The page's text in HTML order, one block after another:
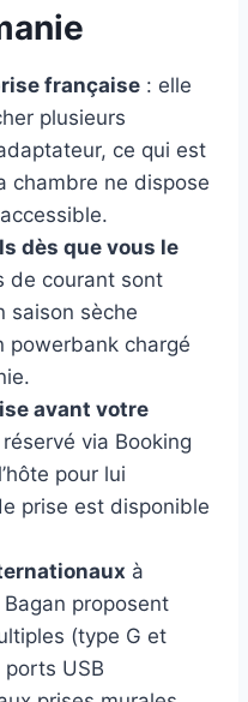
française : elle
plusieurs
ce qui est
chambre ne dispose
dès que vous le
de courant sont
saison sèche
powerbank chargé
avant votre
via Booking
pour lui
prise est disponible
à
proposent
(type G et
USB